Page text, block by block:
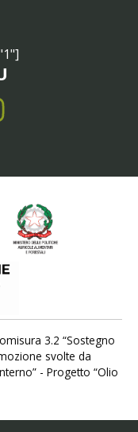
3.2 “Sostegno
svolte da
- Progetto “Olio